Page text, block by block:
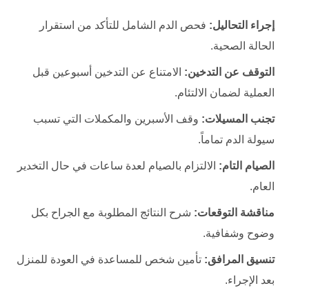
إجراء التحاليل: فحص الدم الشامل للتأكد من استقرار
الحالة الصحية.
التوقف عن التدخين: الامتناع عن التدخين أسبوعين قبل
العملية لضمان الالتئام.
تجنب المسيلات: وقف الأسبرين والمكملات التي تسبب
سيولة الدم تماماً.
الصيام التام: الالتزام بالصيام لعدة ساعات في حال التخدير
العام.
مناقشة التوقعات: شرح النتائج المطلوبة مع الجراح بكل
وضوح وشفافية.
تنسيق المرافق: تأمين شخص للمساعدة في العودة للمنزل
بعد الإجراء.